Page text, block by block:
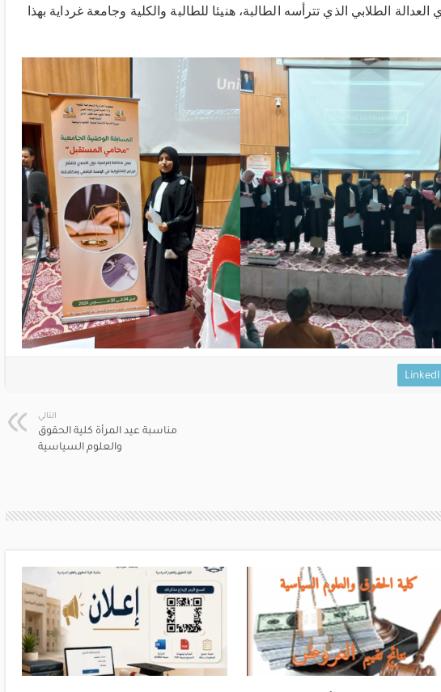
العدالة الطلابي الذي تترأسه الطالبة، هنيئا للطالبة والكلية وجامعة غرداية بهذا
التالي
مناسبة عيد المرأة كلية الحقوق
والعلوم السياسية